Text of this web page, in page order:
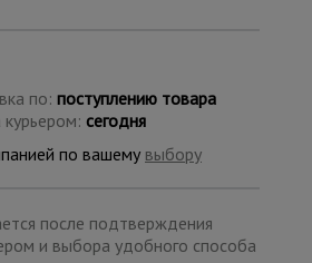
Оборудование
по: поступлению товара
сегодня
по вашему выбору
после подтверждения
и выбора удобного способа